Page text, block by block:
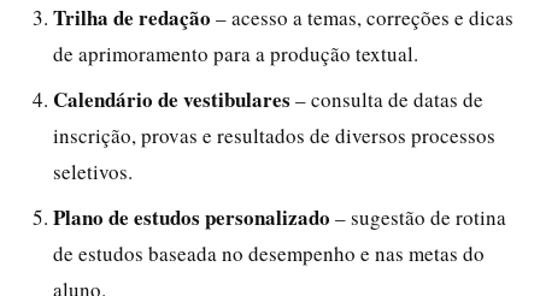
Trilha de redação – acesso a temas, correções e dicas
de aprimoramento para a produção textual.
Calendário de vestibulares – consulta de datas de
inscrição, provas e resultados de diversos processos
seletivos.
Plano de estudos personalizado – sugestão de rotina
de estudos baseada no desempenho e nas metas do
aluno.